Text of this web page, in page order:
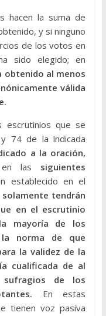
hacen la suma de
y si ninguno
de los votos en
sido elegido; en
obtenido al menos
válida
escrutinios que se
74 de la indicada
a la oración,
las siguientes
establecido en el
solamente tendrán
en el escrutinio
mayoría de los
norma de que
la validez de la
cualificada de al
de los
En estas
tienen voz pasiva